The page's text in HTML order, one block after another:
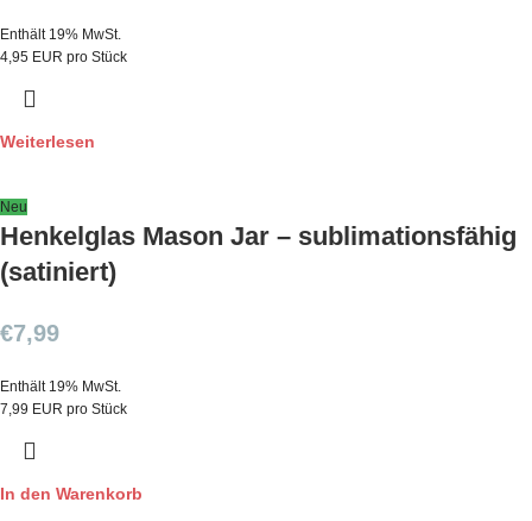
Enthält 19% MwSt.
4,95 EUR pro Stück
Weiterlesen
Neu
Henkelglas Mason Jar – sublimationsfähig
(satiniert)
€7,99
Enthält 19% MwSt.
7,99 EUR pro Stück
In den Warenkorb